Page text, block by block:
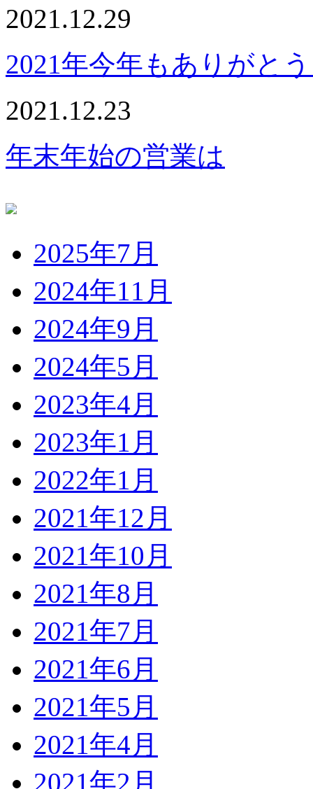
2021.12.29
2021年今年もありがと
2021.12.23
年末年始の営業は
2025年7月
2024年11月
2024年9月
2024年5月
2023年4月
2023年1月
2022年1月
2021年12月
2021年10月
2021年8月
2021年7月
2021年6月
2021年5月
2021年4月
2021年2月